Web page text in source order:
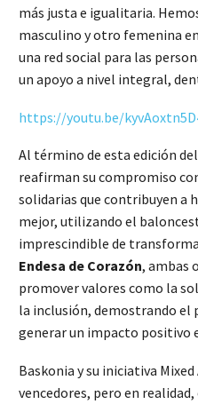
más justa e igualitaria.
masculino y otro femenina
una red social para las
un apoyo a nivel integral,
https://youtu.be/
Al término de esta edición
reafirman su compromiso
solidarias que contribuyen a
mejor, utilizando el
imprescindible de
Endesa de Corazón, ambas
promover valores como la
la inclusión, demostrando el
generar un impacto positivo
Baskonia y su iniciativa
vencedores, pero en realidad,